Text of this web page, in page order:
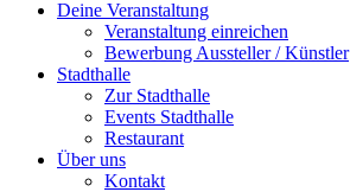
Deine Veranstaltung
Veranstaltung einreichen
Bewerbung Aussteller / Künstler
Stadthalle
Zur Stadthalle
Events Stadthalle
Restaurant
Über uns
Kontakt